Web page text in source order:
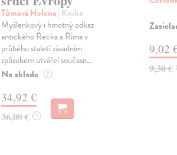
Tůmová Helena| Kniha
Myšlenkový i hmotný odkaz
antického Řecka a Říma v
průběhu staletí zásadním
způsobem utvářel současn...
Na sklade ?
34,92 €
36,00 € ?
9,02
9,30 €